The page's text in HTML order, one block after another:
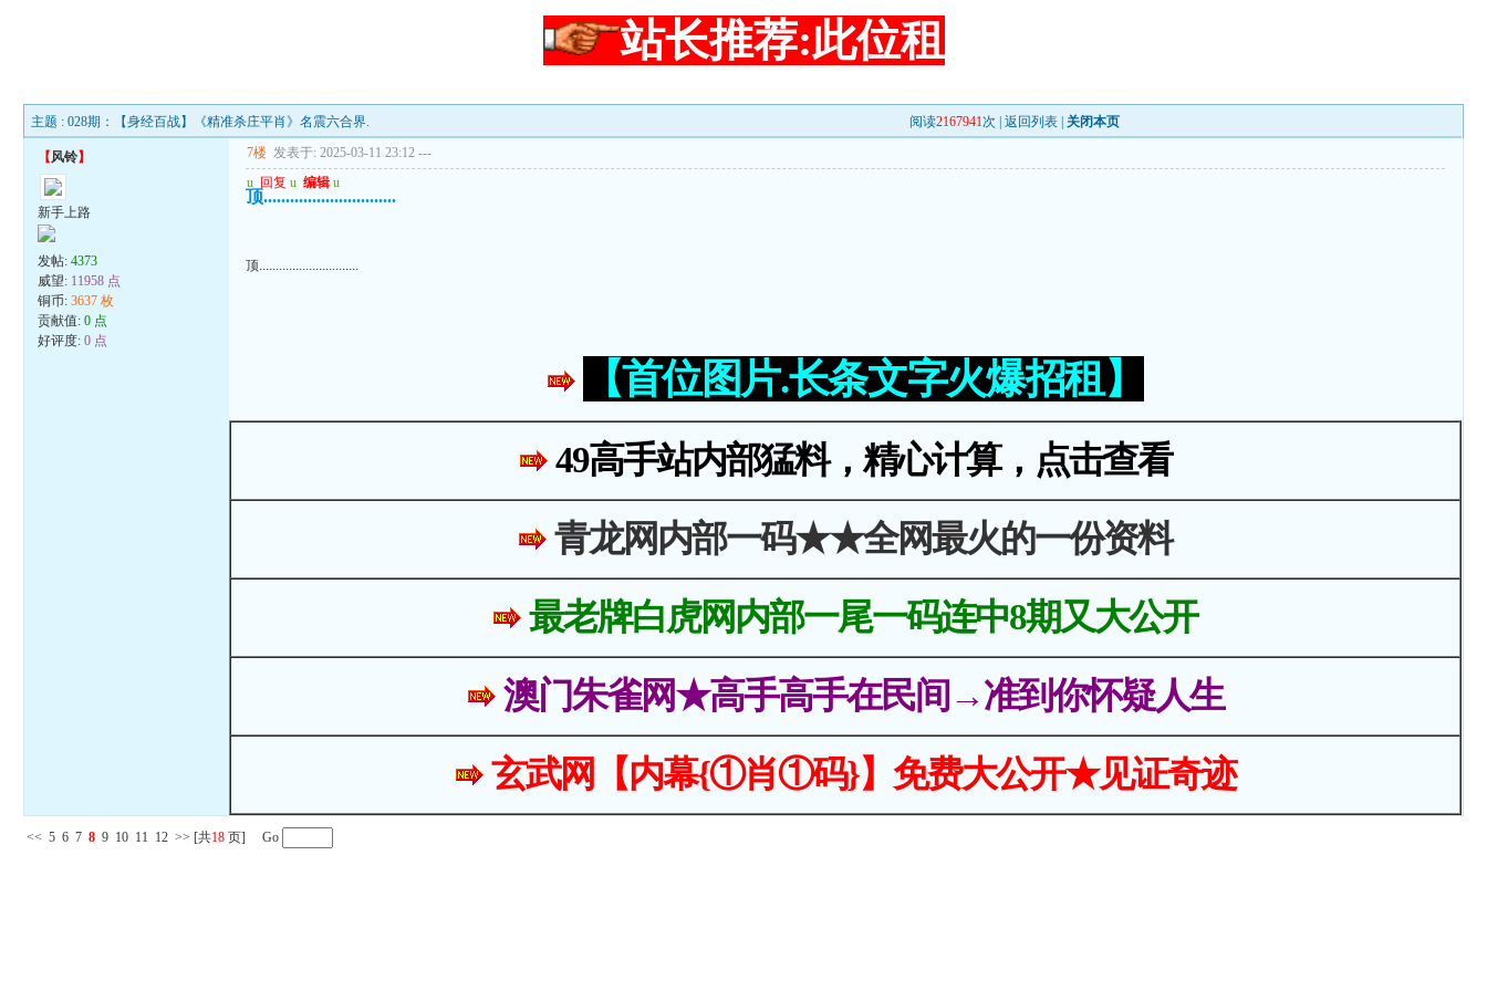
站长推荐:此位租
主题 : 028期：【身经百战】《精准杀庄平肖》名震六合界. 阅读2167941次 |返回列表 关闭本页
【风铃】
新手上路
发帖:4373
威望: 11958 点
铜币:3637 枚
贡献值:0 点
好评度:0 点
7楼 发表于: 2025-03-11 23:12 ---
u 回复 u 编辑 u
顶..............................
顶..............................
【首位图片.长条文字火爆招租】
49高手站内部猛料，精心计算，点击查看
青龙网内部一码★★全网最火的一份资料
最老牌白虎网内部一尾一码连中8期又大公开
澳门朱雀网★高手高手在民间→准到你怀疑人生
玄武网【内幕{①肖①码}】免费大公开★见证奇迹
<< 5 6 7 8 9 10 11 12 >> [共18 页] Go